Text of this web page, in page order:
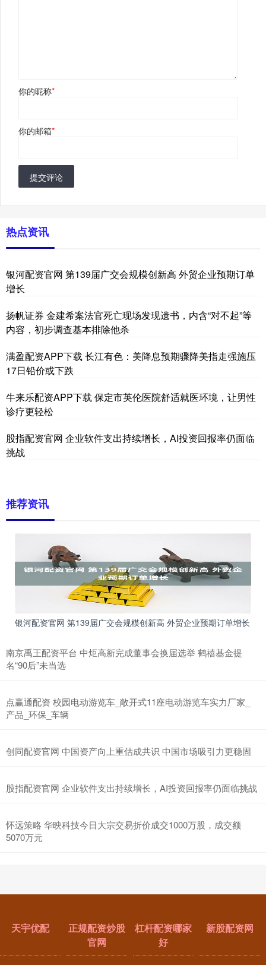
你的昵称*
你的邮箱*
提交评论
热点资讯
银河配资官网 第139届广交会规模创新高 外贸企业预期订单
增长
扬帆证券 金建希案法官死亡现场发现遗书，内含“对不起”等
内容，初步调查基本排除他杀
满盈配资APP下载 长江有色：美降息预期骤降美指走强施压
17日铅价或下跌
牛来乐配资APP下载 保定市英伦医院舒适就医环境，让男性
诊疗更轻松
股指配资官网 企业软件支出持续增长，AI投资回报率仍面临
挑战
推荐资讯
银河配资官网 第139届广交会规模创新高 外贸企业预期订单增长
南京禹王配资平台 中炬高新完成董事会换届选举 鹤禧基金提
名“90后”未当选
点赢通配资 校园电动游览车_敞开式11座电动游览车实力厂家_
产品_环保_车辆
创同配资官网 中国资产向上重估成共识 中国市场吸引力更稳固
股指配资官网 企业软件支出持续增长，AI投资回报率仍面临挑战
怀远策略 华映科技今日大宗交易折价成交1000万股，成交额
5070万元
天宇优配
正规配资炒股
官网
杠杆配资哪家
好
新股配资网